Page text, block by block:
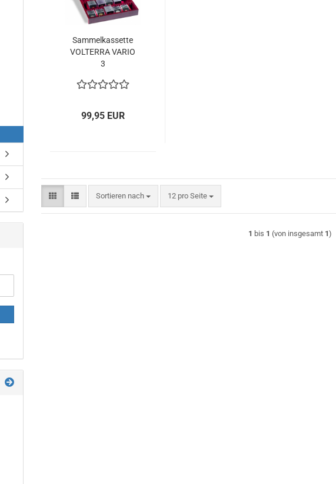
Sam­mel­kas­set­te
VOL­TER­RA VARIO
3
99,95 EUR
Sortieren nach
Sortieren nach 12 pro Seite
pro Seite
1 bis 1 (von insgesamt 1)